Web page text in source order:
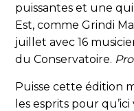
puissantes et une
Est, comme Grindi
juillet avec 16
du Conservatoire.
Puisse cette édition
les esprits pour